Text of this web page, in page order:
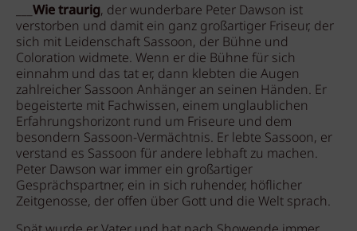
___Wie traurig, der wunderbare Peter Dawson ist
verstorben und damit ein ganz großartiger Friseur, der
sich mit Leidenschaft Sassoon, der Bühne und
Coloration widmete. Wenn er die Bühne für sich
einnahm und das tat er, dann klebten die Augen
zahlreicher Sassoon Anhänger an seinen Händen. Er
begeisterte mit Fachwissen, einem unglaublichen
Erfahrungshorizont rund um Friseure und dem
besondern Sassoon-Vermächtnis. Er lebte Sassoon, er
verstand es Sassoon für andere lebhaft zu machen.
Peter Dawson war immer ein großartiger
Gesprächspartner, ein in sich ruhender, höflicher
Zeitgenosse, der offen über Gott und die Welt sprach.